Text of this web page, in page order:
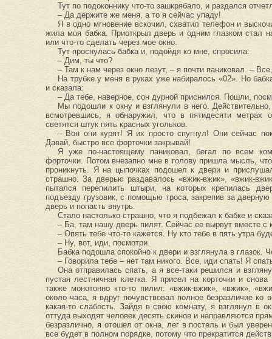
Тут по подоконнику что-то зашкрябало, и раздался
– Да держите же меня, а то я сейчас упаду!
Я в одно мгновение вскочил, схватил телефон и
жила моя бабка. Приоткрыл дверь и одним глазком стал
или что-то сделать через мое окно.
Тут проснулась бабка и, подойдя ко мне, спросила:
– Дим, ты что?
– Там к нам через окно лезут, – я почти паниковал. –
На трубке у меня в руках уже набиралось «02». Но
и сказала:
– Да тебе, наверное, сон дурной приснился. Пошли,
Мы подошли к окну и взглянули в него.
всмотревшись, я обнаружил, что в пятидесяти метрах
светятся штук пять красных угольков.
– Вон они курят! Я их просто спугнул! Они сейчас
Давай, быстро все форточки закрывай!
Я уже по-настоящему паниковал, бегал по всем
форточки. Потом внезапно мне в голову пришла мысль,
проникнуть. Я на цыпочках подошел к двери и
страшно. За дверью раздавалось «вжик-вжик», «вжик-
пытался перепилить штыри, на которых крепилась
подъезду грузовик, с помощью троса, закрепив за
дверь и попасть внутрь.
Стало настолько страшно, что я подбежал к бабке и
– Ба, там нашу дверь пилят. Сейчас ее вырвут вместе с
– Опять тебе что-то кажется. Ну кто тебе в пять утра
– Ну, вот, иди, посмотри.
Бабка подошла спокойно к двери и взглянула в глазок.
– Говорила тебе – нет там никого. Все, иди спать! Я
Она отправилась спать, а я все-таки решился и
пустая лестничная клетка. Я присел на корточки и
также монотонно кто-то пилил: «вжик-вжик», «вжик»,
около часа, я вдруг почувствовал полное безразличие ко
какая-то слабость. Зайдя в свою комнату, я взглянул в
оттуда выходят человек десять скинов и направляются
безразлично, я отошел от окна, лег в постель и был
все будет в полном порядке, потому что прекратится